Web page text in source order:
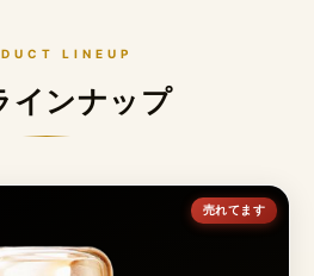
LINEUP
インナップ
売れてます